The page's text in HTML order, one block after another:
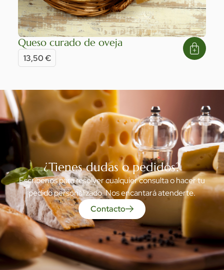
Queso curado de oveja
13,50€
¿Tienes dudas o pedidos?
Escríbenos para resolver cualquier consulta o hacer tu
pedido personalizado. Nos encantará atenderte.
Contacto